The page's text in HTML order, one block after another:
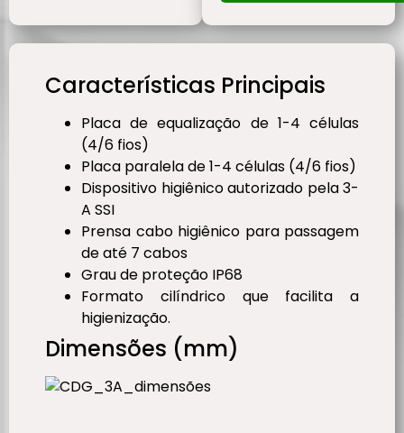
Características Principais
Placa de equalização de 1-4 células
(4/6 fios)
Placa paralela de 1-4 células (4/6 fios)
Dispositivo higiênico autorizado pela 3-
A SSI
Prensa cabo higiênico para passagem
de até 7 cabos
Grau de proteção IP68
Formato cilíndrico que facilita a
higienização.
Dimensões (mm)